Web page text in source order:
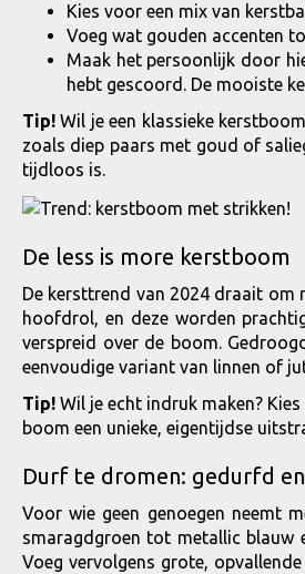
Kies voor een mix van
Voeg wat gouden accenten
Maak het persoonlijk door
hebt gescoord. De mooiste
Tip!Wil je een klassieke
zoals diep paars met goud of
tijdloos is.
De less is more kerstboom
De kersttrend van 2024 draait om
hoofdrol, en deze worden
verspreid over de boom.
eenvoudige variant van linnen of
Tip! Wil je echt indruk maken?
boom een unieke, eigentijdse
Durf te dromen: gedurfd
Voor wie geen genoegen neemt
smaragdgroen tot metallic blauw
Voeg vervolgens grote,